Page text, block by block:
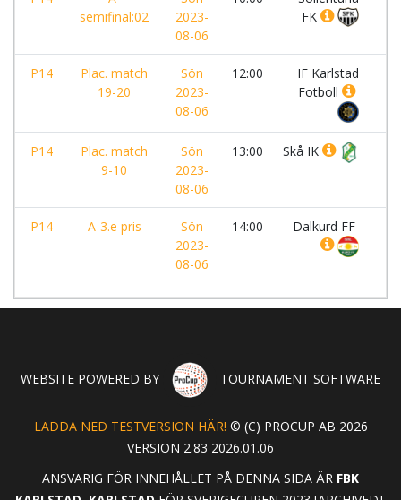
semifinal:02
2023-
08-06
FK
P14
Plac. match
19-20
Sön
2023-
08-06
12:00
IF Karlstad
Fotboll
P14
Plac. match
9-10
Sön
2023-
08-06
13:00 Skå IK
P14 A-3.e pris
Sön
2023-
08-06
14:00 Dalkurd FF
WEBSITE POWERED BY TOURNAMENT SOFTWARE
LADDA NED TESTVERSION HÄR! © (C) PROCUP AB 2026
VERSION 2.83 2026.01.06
ANSVARIG FÖR INNEHÅLLET PÅ DENNA SIDA ÄR FBK